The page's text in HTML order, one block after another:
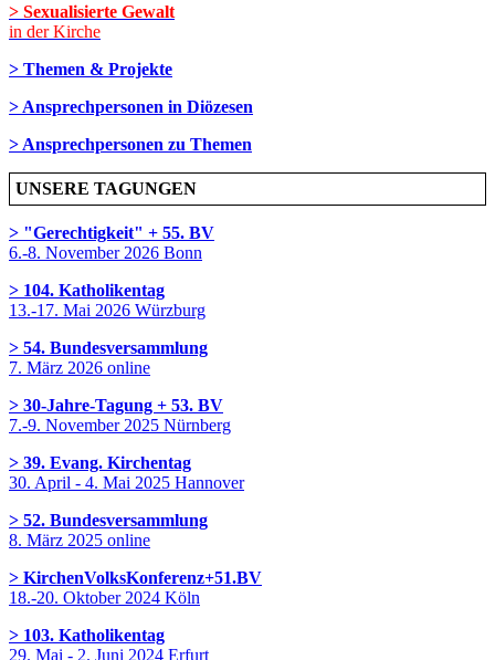
> Sexualisierte Gewalt
in der Kirche
> Themen & Projekte
> Ansprechpersonen in Diözesen
> Ansprechpersonen zu Themen
UNSERE TAGUNGEN
> "Gerechtigkeit" + 55. BV
6.-8. November 2026 Bonn
> 104. Katholikentag
13.-17. Mai 2026 Würzburg
> 54. Bundesversammlung
7. März 2026 online
> 30-Jahre-Tagung + 53. BV
7.-9. November 2025 Nürnberg
> 39. Evang. Kirchentag
30. April - 4. Mai 2025 Hannover
> 52. Bundesversammlung
8. März 2025 online
> KirchenVolksKonferenz+51.BV
18.-20. Oktober 2024 Köln
> 103. Katholikentag
29. Mai - 2. Juni 2024 Erfurt